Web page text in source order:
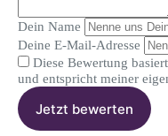
Dein Name
Deine E-Mail-Adresse
Diese Bewertung
und entspricht meiner
Jetzt bewerten